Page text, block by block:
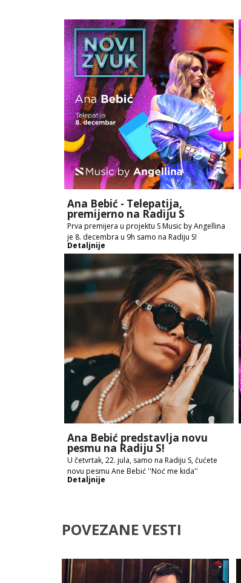
Ana Bebić - Telepatija,
premijerno na Radiju S
Prva premijera u projektu S Music by Angellina
je 8. decembra u 9h samo na Radiju S!
Detaljnije
Ana Bebić predstavlja novu
pesmu na Radiju S!
U četvrtak, 22. jula, samo na Radiju S, čućete
novu pesmu Ane Bebić ''Noć me kida''
Detaljnije
POVEZANE VESTI